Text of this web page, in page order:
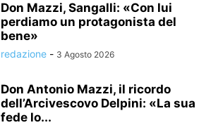
Don Mazzi, Sangalli: «Con lui
perdiamo un protagonista del
bene»
redazione - 3 Agosto 2026
Don Antonio Mazzi, il ricordo
dell’Arcivescovo Delpini: «La sua
fede lo...